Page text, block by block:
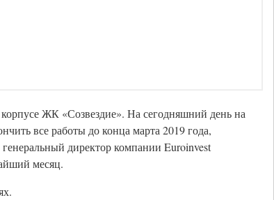
ЖК «Созвездие». На сегодняшний день на
все работы до конца марта 2019 года,
директор компании Euroinvest
месяц.